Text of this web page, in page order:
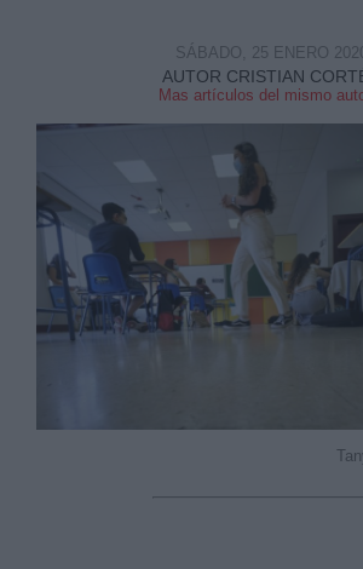
AUTOR CRISTIAN
Mas artículos del mismo
SÁBADO, 25 ENERO 2020
Derechos:
link
Información adicional
link